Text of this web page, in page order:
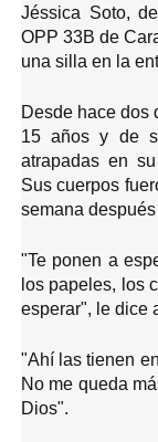
Jéssica Soto,
OPP 33B de
una silla en la
Desde hace dos
15 años y de
atrapadas en
Sus cuerpos
semana
"Te ponen a
los papeles, los
esperar", le dice
"Ahí las tienen
No me queda
Dios".